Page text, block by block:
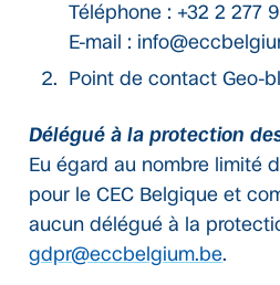
Téléphone : +32 2 277
E-mail :
Point de contact Geo-
Délégué à la protection
Eu égard au nombre limité
pour le CEC Belgique et
aucun délégué à la
gdpr@eccbelgium.be.